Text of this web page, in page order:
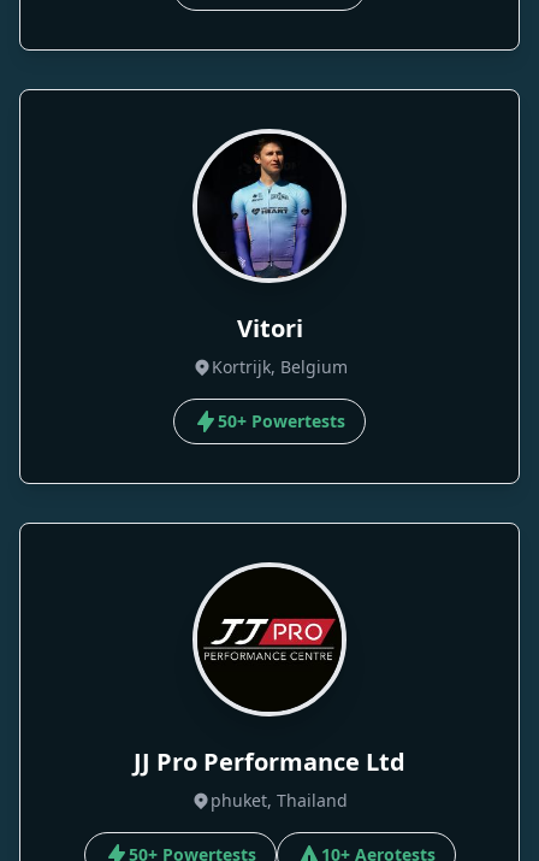
Vitori
Kortrijk, Belgium
50+ Powertests
JJ Pro Performance Ltd
phuket, Thailand
50+ Powertests 10+ Aerotests